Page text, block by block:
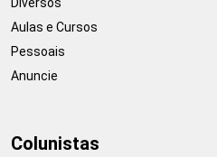
Aulas e Cursos
Pessoais
Anuncie
Colunistas